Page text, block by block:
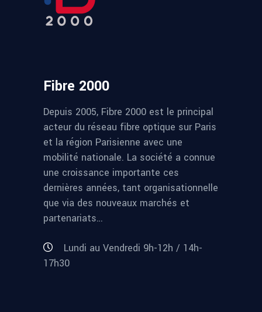
Fibre 2000
Depuis 2005, Fibre 2000 est le principal
acteur du réseau fibre optique sur Paris
et la région Parisienne avec une
mobilité nationale. La société a connue
une croissance importante ces
dernières années, tant organisationnelle
que via des nouveaux marchés et
partenariats…
Lundi au Vendredi 9h-12h / 14h-
17h30